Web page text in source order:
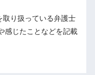
取り扱っている弁護士
感じたことなどを記載